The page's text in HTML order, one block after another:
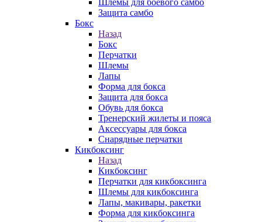
Шлемы для боевого самбо
Защита самбо
Бокс
Назад
Бокс
Перчатки
Шлемы
Лапы
Форма для бокса
Защита для бокса
Обувь для бокса
Тренерский жилеты и пояса
Аксессуары для бокса
Снарядные перчатки
Кикбоксинг
Назад
Кикбоксинг
Перчатки для кикбоксинга
Шлемы для кикбоксинга
Лапы, макивары, ракетки
Форма для кикбоксинга